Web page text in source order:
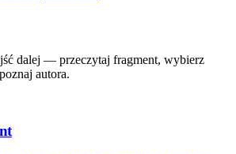
dalej — przeczytaj fragment, wybierz
autora.